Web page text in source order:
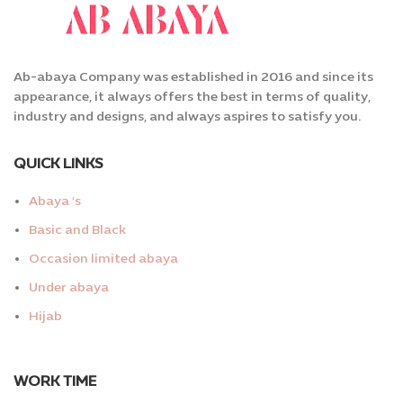
Ab-abaya Company was established in 2016 and since its
appearance, it always offers the best in terms of quality,
industry and designs, and always aspires to satisfy you.
QUICK LINKS
Abaya ‘s
Basic and Black
Occasion limited abaya
Under abaya
Hijab
WORK TIME